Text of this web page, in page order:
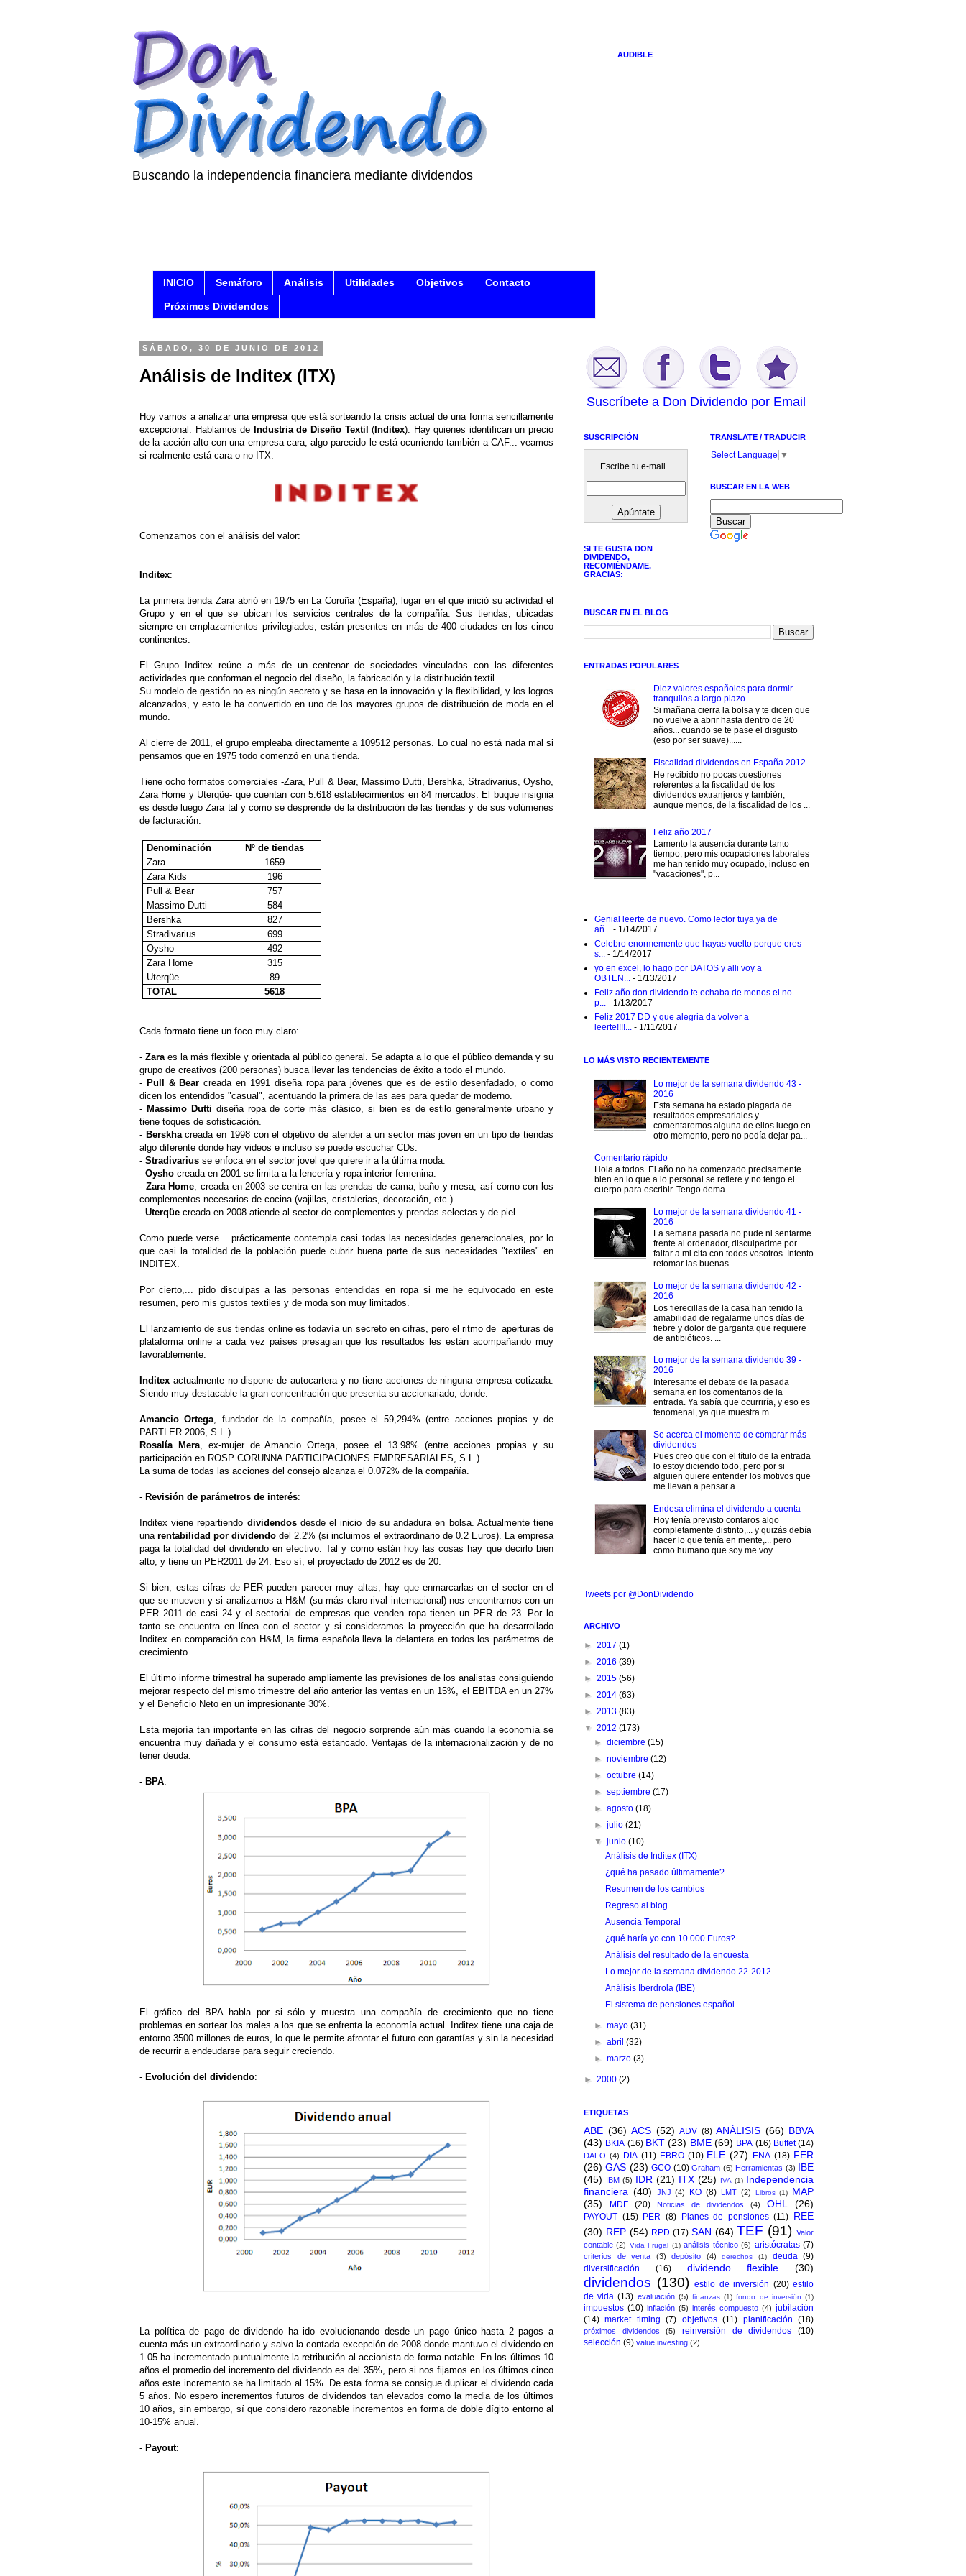
Buscando la independencia financiera mediante dividendos
AUDIBLE
INICIO Semáforo Análisis Utilidades Objetivos Contacto
Próximos Dividendos
SÁBADO, 30 DE JUNIO DE 2012
Análisis de Inditex (ITX)
Hoy vamos a analizar una empresa que está sorteando la crisis actual de una forma sencillamente
excepcional. Hablamos de Industria de Diseño Textil ( Inditex). Hay quienes identifican un precio
de la acción alto con una empresa cara, algo parecido le está ocurriendo también a CAF... veamos
si realmente está cara o no ITX.
Comenzamos con el análisis del valor:
Inditex:
La primera tienda Zara abrió en 1975 en La Coruña (España), lugar en el que inició su actividad el
Grupo y en el que se ubican los servicios centrales de la compañía. Sus tiendas, ubicadas
siempre en emplazamientos privilegiados, están presentes en más de 400 ciudades en los cinco
continentes.
El Grupo Inditex reúne a más de un centenar de sociedades vinculadas con las diferentes
actividades que conforman el negocio del diseño, la fabricación y la distribución textil.
Su modelo de gestión no es ningún secreto y se basa en la innovación y la flexibilidad, y los logros
alcanzados, y esto le ha convertido en uno de los mayores grupos de distribución de moda en el
mundo.
Al cierre de 2011, el grupo empleaba directamente a 109512 personas. Lo cual no está nada mal si
pensamos que en 1975 todo comenzó en una tienda.
Tiene ocho formatos comerciales -Zara, Pull & Bear, Massimo Dutti, Bershka, Stradivarius, Oysho,
Zara Home y Uterqüe- que cuentan con 5.618 establecimientos en 84 mercados. El buque insignia
es desde luego Zara tal y como se desprende de la distribución de las tiendas y de sus volúmenes
de facturación:
Denominación
Nº de tiendas
Zara
1659
Zara Kids
196
Pull & Bear
757
Massimo Dutti
584
Bershka
827
Stradivarius
699
Oysho
492
Zara Home
315
Uterqüe
89
TOTAL
5618
Cada formato tiene un foco muy claro:
- Zara es la más flexible y orientada al público general. Se adapta a lo que el público demanda y su
grupo de creativos (200 personas) busca llevar las tendencias de éxito a todo el mundo.
- Pull & Bear creada en 1991 diseña ropa para jóvenes que es de estilo desenfadado, o como
dicen los entendidos "casual", acentuando la primera de las aes para quedar de moderno.
- Massimo Dutti diseña ropa de corte más clásico, si bien es de estilo generalmente urbano y
tiene toques de sofisticación.
- Berskhacreada en 1998 con el objetivo de atender a un sector más joven en un tipo de tiendas
algo diferente donde hay videos e incluso se puede escuchar CDs.
- Stradivarius se enfoca en el sector jovel que quiere ir a la última moda.
- Oysho creada en 2001 se limita a la lencería y ropa interior femenina.
- Zara Home , creada en 2003 se centra en las prendas de cama, baño y mesa, así como con los
complementos necesarios de cocina (vajillas, cristalerias, decoración, etc.).
- Uterqüe creada en 2008 atiende al sector de complementos y prendas selectas y de piel.
Como puede verse... prácticamente contempla casi todas las necesidades generacionales, por lo
que casi la totalidad de la población puede cubrir buena parte de sus necesidades "textiles" en
INDITEX.
Por cierto,... pido disculpas a las personas entendidas en ropa si me he equivocado en este
resumen, pero mis gustos textiles y de moda son muy limitados.
El lanzamiento de sus tiendas online es todavía un secreto en cifras, pero el ritmo de aperturas de
plataforma online a cada vez países presagian que los resultados les están acompañando muy
favorablemente.
Inditex actualmente no dispone de autocartera y no tiene acciones de ninguna empresa cotizada.
Siendo muy destacable la gran concentración que presenta su accionariado, donde:
Amancio Ortega , fundador de la compañía, posee el 59,294% (entre acciones propias y de
PARTLER 2006, S.L.).
Rosalía Mera, ex-mujer de Amancio Ortega, posee el 13.98% (entre acciones propias y su
participación en ROSP CORUNNA PARTICIPACIONES EMPRESARIALES, S.L.)
La suma de todas las acciones del consejo alcanza el 0.072% de la compañía.
- Revisión de parámetros de interés:
Inditex viene repartiendo dividendosdesde el inicio de su andadura en bolsa. Actualmente tiene
una rentabilidad por dividendo del 2.2% (si incluimos el extraordinario de 0.2 Euros). La empresa
paga la totalidad del dividendo en efectivo. Tal y como están hoy las cosas hay que decirlo bien
alto, y tiene un PER2011 de 24. Eso sí, el proyectado de 2012 es de 20.
Si bien, estas cifras de PER pueden parecer muy altas, hay que enmarcarlas en el sector en el
que se mueven y si analizamos a H&M (su más claro rival internacional) nos encontramos con un
PER 2011 de casi 24 y el sectorial de empresas que venden ropa tienen un PER de 23. Por lo
tanto se encuentra en línea con el sector y si consideramos la proyección que ha desarrollado
Inditex en comparación con H&M, la firma española lleva la delantera en todos los parámetros de
crecimiento.
El último informe trimestral ha superado ampliamente las previsiones de los analistas consiguiendo
mejorar respecto del mismo trimestre del año anterior las ventas en un 15%, el EBITDA en un 27%
y el Beneficio Neto en un impresionante 30%.
Esta mejoría tan importante en las cifras del negocio sorprende aún más cuando la economía se
encuentra muy dañada y el consumo está estancado. Ventajas de la internacionalización y de no
tener deuda.
- BPA:
El gráfico del BPA habla por si sólo y muestra una compañía de crecimiento que no tiene
problemas en sortear los males a los que se enfrenta la economía actual. Inditex tiene una caja de
entorno 3500 millones de euros, lo que le permite afrontar el futuro con garantías y sin la necesidad
de recurrir a endeudarse para seguir creciendo.
- Evolución del dividendo:
La política de pago de dividendo ha ido evolucionando desde un pago único hasta 2 pagos a
cuenta más un extraordinario y salvo la contada excepción de 2008 donde mantuvo el dividendo en
1.05 ha incrementado puntualmente la retribución al accionista de forma notable. En los últimos 10
años el promedio del incremento del dividendo es del 35%, pero si nos fijamos en los últimos cinco
años este incremento se ha limitado al 15%. De esta forma se consigue duplicar el dividendo cada
5 años. No espero incrementos futuros de dividendos tan elevados como la media de los últimos
10 años, sin embargo, sí que considero razonable incrementos en forma de doble dígito entorno al
10-15% anual.
- Payout:
Suscríbete a Don Dividendo por Email
SUSCRIPCIÓN
Escribe tu e-mail...
SI TE GUSTA DON
DIVIDENDO,
RECOMIÉNDAME,
GRACIAS:
TRANSLATE / TRADUCIR
Select Language ▼
BUSCAR EN LA WEB
BUSCAR EN EL BLOG
ENTRADAS POPULARES
Diez valores españoles para dormir
tranquilos a largo plazo
Si mañana cierra la bolsa y te dicen que
no vuelve a abrir hasta dentro de 20
años... cuando se te pase el disgusto
(eso por ser suave)......
Fiscalidad dividendos en España 2012
He recibido no pocas cuestiones
referentes a la fiscalidad de los
dividendos extranjeros y también,
aunque menos, de la fiscalidad de los ...
Feliz año 2017
Lamento la ausencia durante tanto
tiempo, pero mis ocupaciones laborales
me han tenido muy ocupado, incluso en
"vacaciones", p...
Genial leerte de nuevo. Como lector tuya ya de
añ... - 1/14/2017
Celebro enormemente que hayas vuelto porque eres
s... - 1/14/2017
yo en excel, lo hago por DATOS y alli voy a
OBTEN... - 1/13/2017
Feliz año don dividendo te echaba de menos el no
p... - 1/13/2017
Feliz 2017 DD y que alegria da volver a
leerte!!!!... - 1/11/2017
LO MÁS VISTO RECIENTEMENTE
Lo mejor de la semana dividendo 43 -
2016
Esta semana ha estado plagada de
resultados empresariales y
comentaremos alguna de ellos luego en
otro memento, pero no podía dejar pa...
Comentario rápido
Hola a todos. El año no ha comenzado precisamente
bien en lo que a lo personal se refiere y no tengo el
cuerpo para escribir. Tengo dema...
Lo mejor de la semana dividendo 41 -
2016
La semana pasada no pude ni sentarme
frente al ordenador, disculpadme por
faltar a mi cita con todos vosotros. Intento
retomar las buenas...
Lo mejor de la semana dividendo 42 -
2016
Los fierecillas de la casa han tenido la
amabilidad de regalarme unos días de
fiebre y dolor de garganta que requiere
de antibióticos. ...
Lo mejor de la semana dividendo 39 -
2016
Interesante el debate de la pasada
semana en los comentarios de la
entrada. Ya sabía que ocurriría, y eso es
fenomenal, ya que muestra m...
Se acerca el momento de comprar más
dividendos
Pues creo que con el título de la entrada
lo estoy diciendo todo, pero por si
alguien quiere entender los motivos que
me llevan a pensar a...
Endesa elimina el dividendo a cuenta
Hoy tenía previsto contaros algo
completamente distinto,... y quizás debía
hacer lo que tenía en mente,... pero
como humano que soy me voy...
Tweets por @DonDividendo
ARCHIVO
► 2017 (1)
► 2016 (39)
► 2015 (56)
► 2014 (63)
► 2013 (83)
▼ 2012 (173)
►diciembre(15)
►noviembre(12)
►octubre(14)
►septiembre(17)
►agosto(18)
►julio(21)
▼junio(10)
Análisis de Inditex (ITX)
¿qué ha pasado últimamente?
Resumen de los cambios
Regreso al blog
Ausencia Temporal
¿qué haría yo con 10.000 Euros?
Análisis del resultado de la encuesta
Lo mejor de la semana dividendo 22-2012
Análisis Iberdrola (IBE)
El sistema de pensiones español
►mayo(31)
►abril(32)
►marzo(3)
► 2000 (2)
ETIQUETAS
ABE (36) ACS (52) ADV (8) ANÁLISIS (66) BBVA
(43) BKIA (16) BKT (23) BME (69) BPA (16) Buffet (14)
DAFO (4) DIA (11) EBRO (10) ELE (27) ENA (18) FER
(26) GAS (23) GCO (10) Graham (6) Herramientas (3) IBE
(45) IBM (5) IDR (21) ITX (25) IVA (1) Independencia
financiera (40) JNJ (4) KO (8) LMT (2) Libros (1)
MAP
(35)
MDF (20) Noticias de dividendos (4) OHL (26)
PAYOUT (15) PER (8) Planes de pensiones (11) REE
(30) REP (54) RPD (17) SAN (64) TEF (91) Valor
contable (2) Vida Frugal (1) análisis técnico (6) aristócratas (7)
criterios de venta (3) depósito (4) derechos (1) deuda (9)
diversificación
(16) dividendo flexible (30)
dividendos (130) estilo de inversión (20) estilo
de vida (13) evaluación (5) finanzas (1) fondo de inversión (1)
impuestos (10) inflación (5) interés compuesto (4) jubilación
(14) market timing (7) objetivos (11) planificación (18)
próximos dividendos (5) reinversión de dividendos
(10)
selección (9) value investing (2)